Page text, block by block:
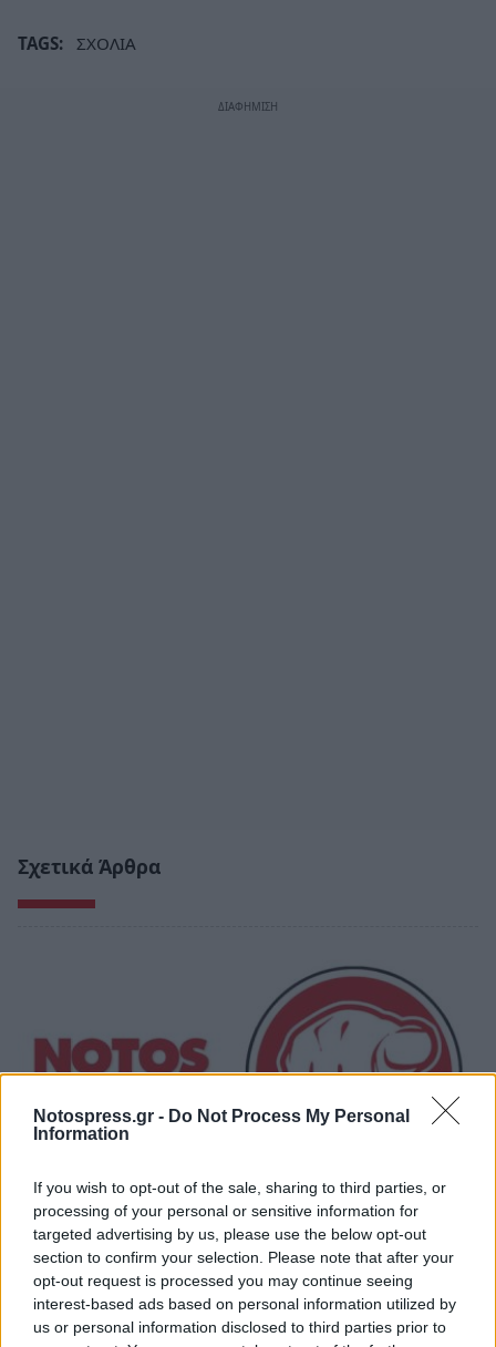
Notospress.gr - Do Not Process My Personal
Information
If you wish to opt-out of the sale, sharing to third parties, or
processing of your personal or sensitive information for
targeted advertising by us, please use the below opt-out
section to confirm your selection. Please note that after your
opt-out request is processed you may continue seeing
interest-based ads based on personal information utilized by
us or personal information disclosed to third parties prior to
TAGS: ΣΧΟΛΙΑ
Σχετικά Άρθρα
Κοντά στα ξερά καίγονται και τα χλωρά!
31/07/2026 09:17